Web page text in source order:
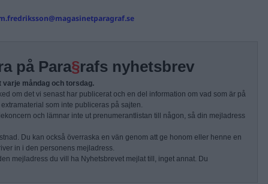
på Para§rafs nyhetsbrev
måndag och torsdag.
om det vi senast har publicerat och en del information om vad som är på
som inte publiceras på sajten.
och lämnar inte ut prenumerantlistan till någon, så din mejladress
Du kan också överraska en vän genom att ge honom eller henne en
in i den personens mejladress.
mejladress du vill ha Nyhetsbrevet mejlat till, inget annat. Du